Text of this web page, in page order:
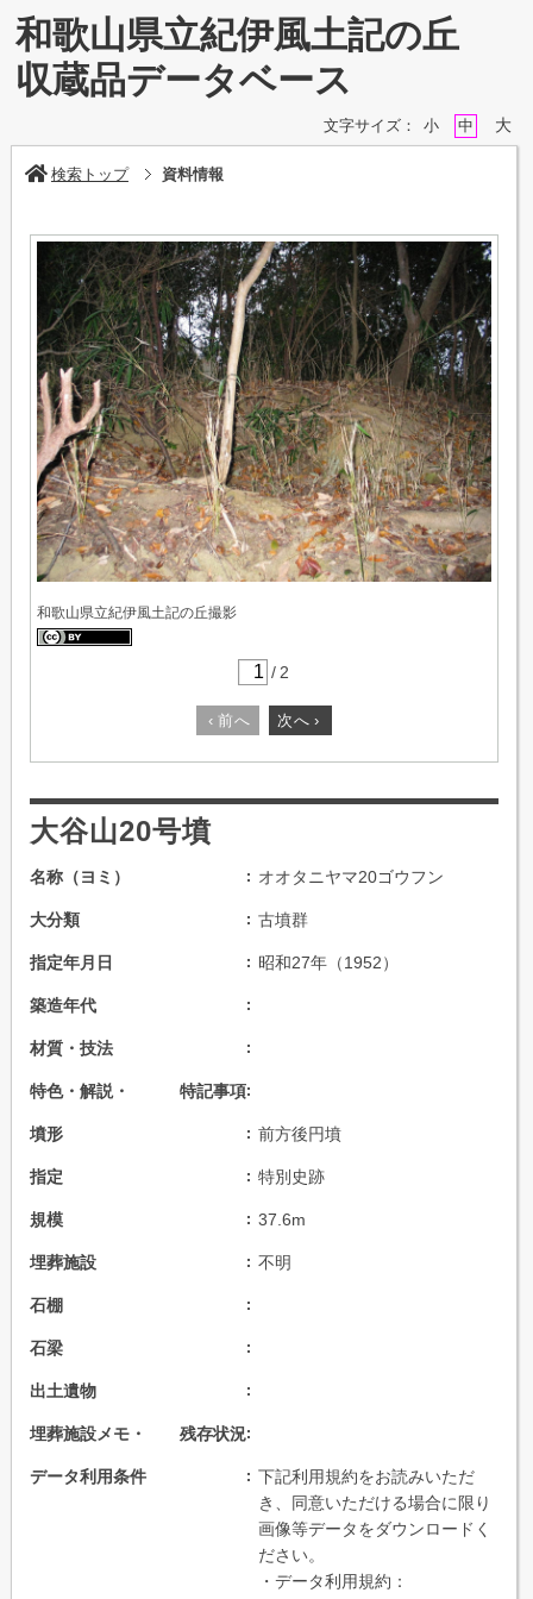
和歌山県立紀伊風土記の丘
収蔵品データベース
文字サイズ： 小 中 大
検索トップ 資料情報
和歌山県立紀伊風土記の丘撮影
/ 2
‹ 前へ 次へ ›
大谷山20号墳
名称（ヨミ） オオタニヤマ20ゴウフン
大分類 古墳群
指定年月日 昭和27年（1952）
築造年代
材質・技法
特色・解説・ 特記事項
墳形 前方後円墳
指定 特別史跡
規模 37.6m
埋葬施設 不明
石棚
石梁
出土遺物
埋葬施設メモ・ 残存状況
データ利用条件
下記利用規約をお読みいただ
き、同意いただける場合に限り
画像等データをダウンロードく
ださい。
・データ利用規約：